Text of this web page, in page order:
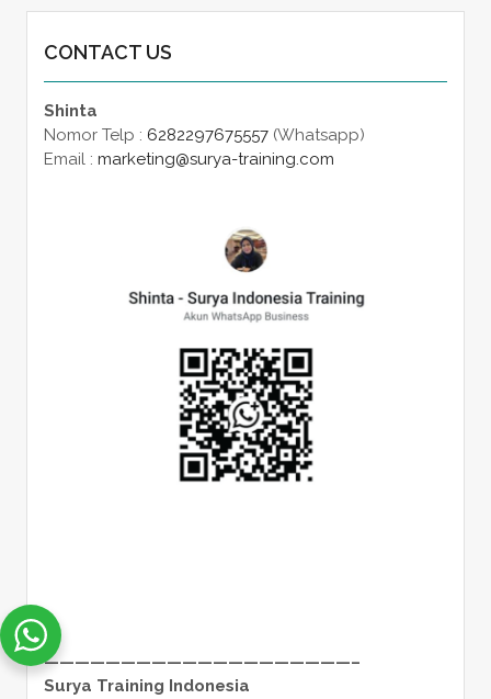
CONTACT US
Shinta
Nomor Telp : 6282297675557(Whatsapp)
Email : marketing@surya-training.com
————————————————————–
Surya Training Indonesia